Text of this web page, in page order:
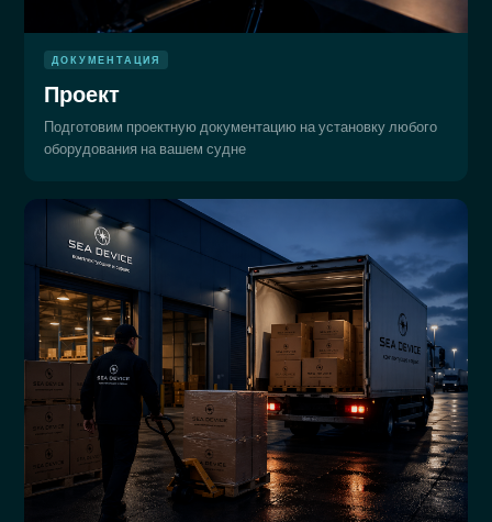
ДОКУМЕНТАЦИЯ
Проект
Подготовим проектную документацию на установку любого
оборудования на вашем судне